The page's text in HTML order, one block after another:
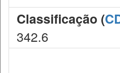
Classificação (
342.6